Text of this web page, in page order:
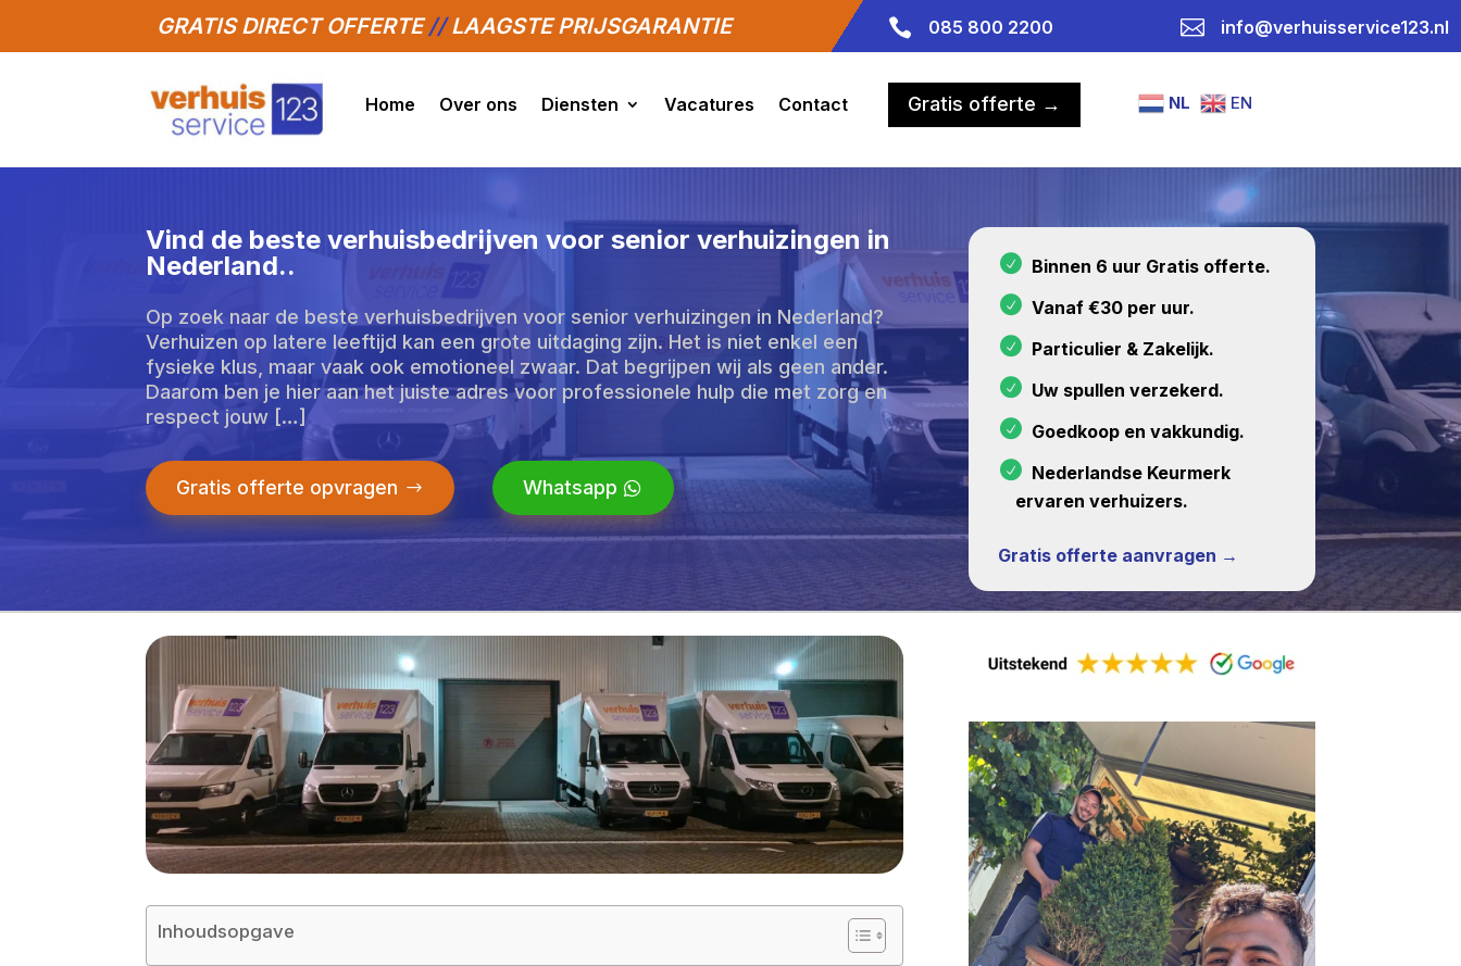
GRATIS DIRECT OFFERTE//LAAGSTE PRIJSGARANTIE  085 800 2200  info@verhuisservice123.nl
Home Over ons Diensten Vacatures Contact Gratis offerte → NL EN
Vind de beste verhuisbedrijven voor senior verhuizingen in
Nederland.​.
Op zoek naar de beste verhuisbedrijven voor senior verhuizingen in Nederland?
Verhuizen op latere leeftijd kan een grote uitdaging zijn. Het is niet enkel een
fysieke klus, maar vaak ook emotioneel zwaar. Dat begrijpen wij als geen ander.
Daarom ben je hier aan het juiste adres voor professionele hulp die met zorg en
respect jouw […]
Gratis offerte opvragen Whatsapp
Binnen 6 uur Gratis offerte.
Vanaf €30 per uur.
Particulier & Zakelijk.
Uw spullen verzekerd.
Goedkoop en vakkundig.
Nederlandse Keurmerk
ervaren verhuizers.
Gratis offerte aanvragen →
Inhoudsopgave